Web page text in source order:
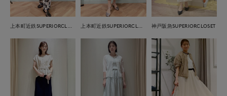
神戸阪急SUPERIORCLOSET